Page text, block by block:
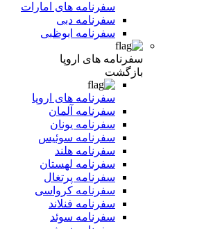
سفرنامه های امارات
سفرنامه دبی
سفرنامه ابوظبی
سفرنامه های اروپا
بازگشت
سفرنامه های اروپا
سفرنامه آلمان
سفرنامه یونان
سفرنامه سوئیس
سفرنامه هلند
سفرنامه لهستان
سفرنامه پرتغال
سفرنامه کرواسی
سفرنامه فنلاند
سفرنامه سوئد